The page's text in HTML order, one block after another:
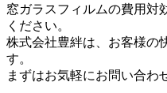
窓ガラスフィルムの費用対
ください。
株式会社豊絆は、お客様の
す。
まずはお気軽にお問い合わ